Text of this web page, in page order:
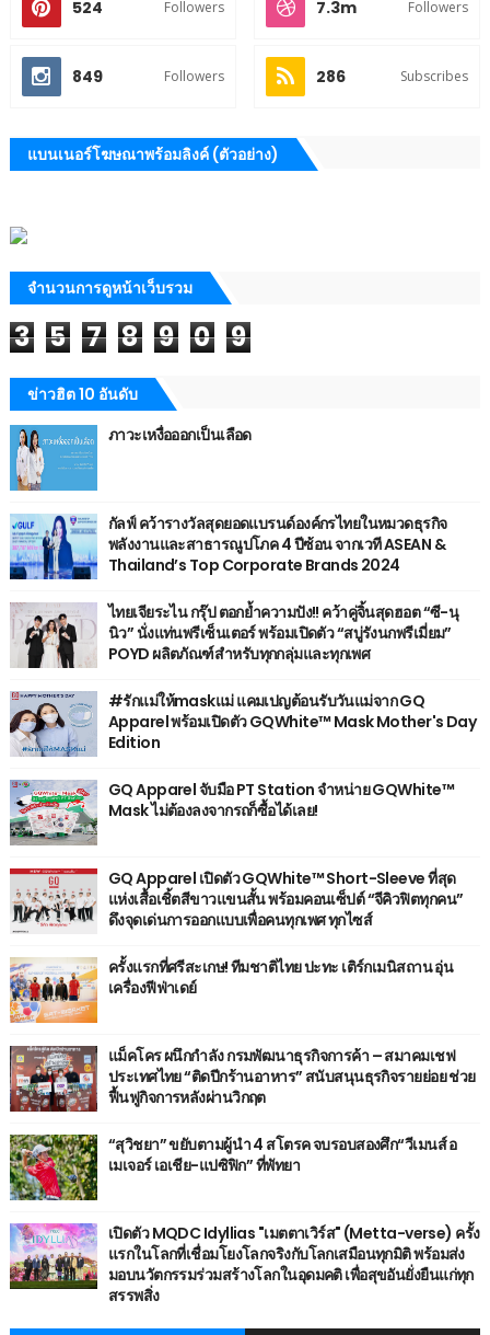
524 Followers 7.3m Followers
849 Followers 286 Subscribes
แบนเนอร์โฆษณาพร้อมลิงค์ (ตัวอย่าง)
จำนวนการดูหน้าเว็บรวม
3 5 7 8 9 0 9
ข่าวฮิต 10 อันดับ
ภาวะเหงื่อออกเป็นเลือด
กัลฟ์ คว้ารางวัลสุดยอดแบรนด์องค์กรไทยในหมวดธุรกิจ
พลังงานและสาธารณูปโภค 4 ปีซ้อน จากเวที ASEAN &
Thailand’s Top Corporate Brands 2024
ไทยเจียระไน กรุ๊ป ตอกย้ำความปัง!! คว้าคู่จิ้นสุดฮอต “ซี-นุ
นิว” นั่งแท่นพรีเซ็นเตอร์ พร้อมเปิดตัว “สบู่รังนกพรีเมี่ยม”
POYD ผลิตภัณฑ์สำหรับทุกกลุ่มและทุกเพศ
#รักแม่ให้maskแม่ แคมเปญต้อนรับวันแม่จาก GQ
Apparel พร้อมเปิดตัว GQWhite™ Mask Mother's Day
Edition
GQ Apparel จับมือ PT Station จำหน่าย GQWhite™
Mask ไม่ต้องลงจากรถก็ซื้อได้เลย!
GQ Apparel เปิดตัว GQWhite™ Short-Sleeve ที่สุด
แห่งเสื้อเชิ้ตสีขาวแขนสั้น พร้อมคอนเซ็ปต์ “จีคิวฟิตทุกคน”
ดึงจุดเด่นการออกแบบเพื่อคนทุกเพศ ทุกไซส์
ครั้งแรกที่ศรีสะเกษ! ทีมชาติไทย ปะทะ เติร์กเมนิสถาน อุ่น
เครื่องฟีฟ่าเดย์
แม็คโคร ผนึกกำลัง กรมพัฒนาธุรกิจการค้า – สมาคมเชฟ
ประเทศไทย “ติดปีกร้านอาหาร” สนับสนุนธุรกิจรายย่อย ช่วย
ฟื้นฟูกิจการหลังผ่านวิกฤต
“สุวิชยา” ขยับตามผู้นำ 4 สโตรค จบรอบสองศึก“วีเมนส์ อ
เมเจอร์ เอเชีย-แปซิฟิก” ที่พัทยา
เปิดตัว MQDC Idyllias "เมตตาเวิร์ส" (Metta-verse) ครั้ง
แรกในโลกที่เชื่อมโยงโลกจริงกับโลกเสมือนทุกมิติ พร้อมส่ง
มอบนวัตกรรมร่วมสร้างโลกในอุดมคติ เพื่อสุขอันยั่งยืนแก่ทุก
สรรพสิ่ง